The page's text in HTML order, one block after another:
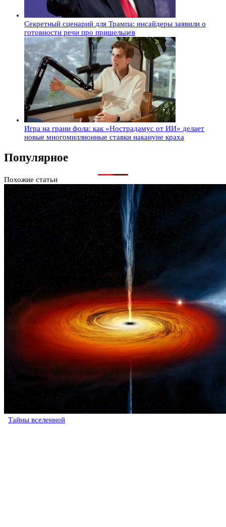
Секретный сценарий для Трампа: инсайдеры заявили о
готовности речи про пришельцев
Игра на грани фола: как «Нострадамус от ИИ» делает
новые многомиллионные ставки накануне краха
Популярное
Похожие статьи
Тайны вселенной